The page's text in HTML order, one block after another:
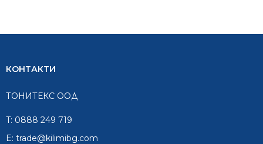
КОНТАКТИ
ТОНИТЕКС ООД
T: 0888 249 719
E: trade@kilimibg.com